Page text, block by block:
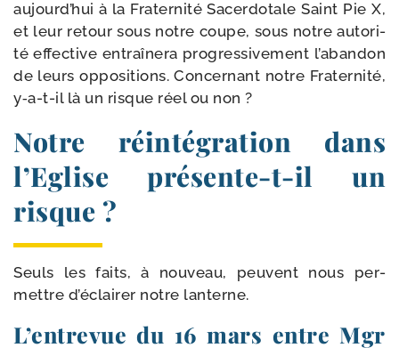
aujourd’hui à la Fraternité Sacerdotale Saint Pie X,
et leur retour sous notre coupe, sous notre auto­ri­
té effec­tive entraî­ne­ra pro­gres­si­ve­ment l’abandon
de leurs oppo­si­tions. Concernant notre Fraternité,
y‑a-​t-​il là un risque réel ou non ?
Notre réintégration dans
l’Eglise présente-​t-​il un
risque ?
Seuls les faits, à nou­veau, peuvent nous per­
mettre d’éclairer notre lanterne.
L’entrevue du 16 mars entre Mgr